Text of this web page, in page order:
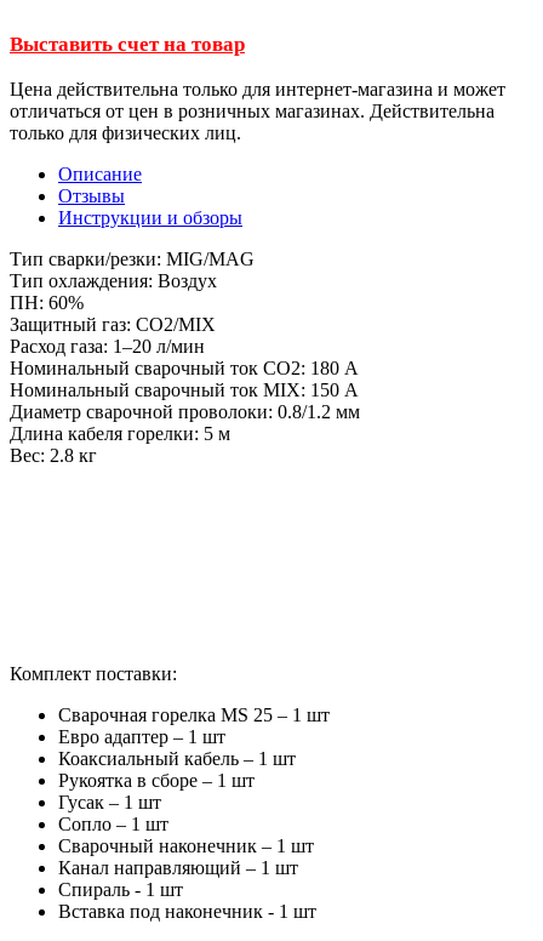
Выставить счет на товар
Цена действительна только для интернет-магазина и может
отличаться от цен в розничных магазинах. Действительна
только для физических лиц.
Описание
Отзывы
Инструкции и обзоры
Тип сварки/резки: MIG/MAG
Тип охлаждения: Воздух
ПН: 60%
Защитный газ: CO2/MIX
Расход газа: 1–20 л/мин
Номинальный сварочный ток CO2: 180 А
Номинальный сварочный ток MIX: 150 А
Диаметр сварочной проволоки: 0.8/1.2 мм
Длина кабеля горелки: 5 м
Вес: 2.8 кг
Комплект поставки:
Сварочная горелка MS 25 – 1 шт
Евро адаптер – 1 шт
Коаксиальный кабель – 1 шт
Рукоятка в сборе – 1 шт
Гусак – 1 шт
Сопло – 1 шт
Сварочный наконечник – 1 шт
Канал направляющий – 1 шт
Спираль - 1 шт
Вставка под наконечник - 1 шт